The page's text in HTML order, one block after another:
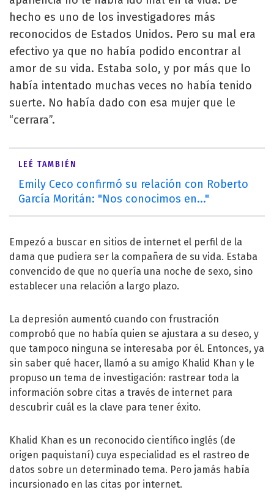
hecho es uno de los investigadores más
reconocidos de Estados Unidos. Pero su mal era
efectivo ya que no había podido encontrar al
amor de su vida. Estaba solo, y por más que lo
había intentado muchas veces no había tenido
suerte. No había dado con esa mujer que le
“cerrara”.
LEÉ TAMBIÉN
Emily Ceco confirmó su relación con Roberto
García Moritán: "Nos conocimos en..."
Empezó a buscar en sitios de internet el perfil de la
dama que pudiera ser la compañera de su vida. Estaba
convencido de que no quería una noche de sexo, sino
establecer una relación a largo plazo.
La depresión aumentó cuando con frustración
comprobó que no había quien se ajustara a su deseo, y
que tampoco ninguna se interesaba por él. Entonces, ya
sin saber qué hacer, llamó a su amigo Khalid Khan y le
propuso un tema de investigación: rastrear toda la
información sobre citas a través de internet para
descubrir cuál es la clave para tener éxito.
Khalid Khan es un reconocido científico inglés (de
origen paquistaní) cuya especialidad es el rastreo de
datos sobre un determinado tema. Pero jamás había
incursionado en las citas por internet.